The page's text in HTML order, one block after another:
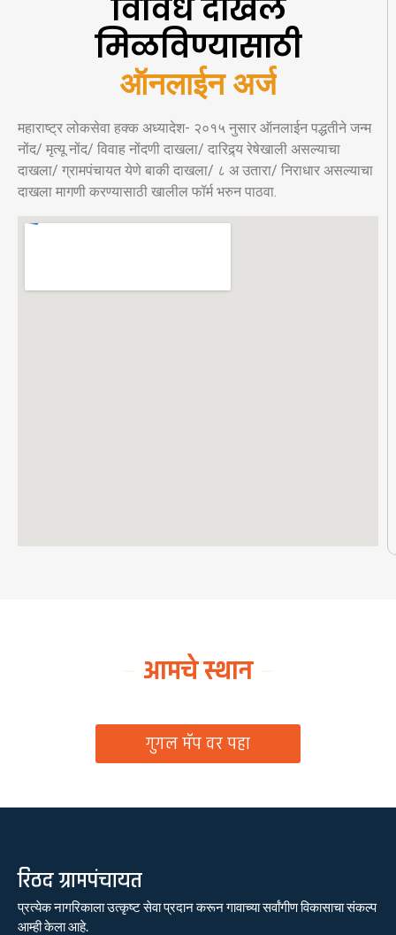
विविध दाखले
मिळविण्यासाठी
ऑनलाईन अर्ज
महाराष्ट्र लोकसेवा हक्क अध्यादेश- २०१५ नुसार ऑनलाईन पद्धतीने जन्म
नोंद/ मृत्यू नोंद/ विवाह नोंदणी दाखला/ दारिद्र्य रेषेखाली असल्याचा
दाखला/ ग्रामपंचायत येणे बाकी दाखला/ ८ अ उतारा/ निराधार असल्याचा
दाखला मागणी करण्यासाठी खालील फॉर्म भरुन पाठवा.
आमचे स्थान
गुगल मॅप वर पहा
रिठद ग्रामपंचायत
प्रत्येक नागरिकाला उत्कृष्ट सेवा प्रदान करून गावाच्या सर्वांगीण विकासाचा संकल्प
आम्ही केला आहे.